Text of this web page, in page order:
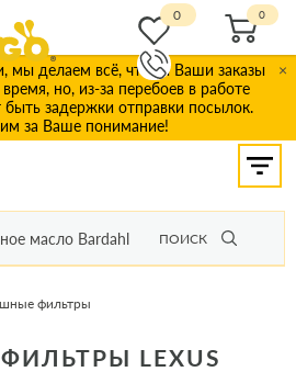
мы делаем всё, чтобы Ваши заказы
но, из-за перебоев в работе
быть задержки отправки посылок.
за Ваше понимание!
×
ПОИСК
0
фильтры
LEXUS